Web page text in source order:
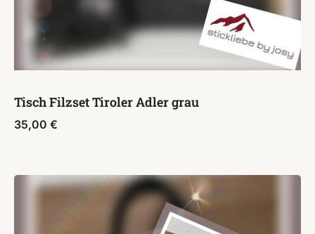
Tisch Filzset Tiroler Adler grau
35,00 €